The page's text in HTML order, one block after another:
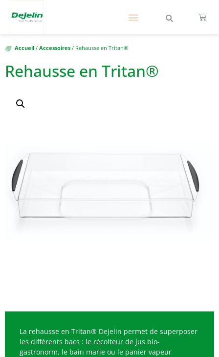
Accueil / Accessoires / Rehausse en Tritan®
Rehausse en Tritan®
La rehausse en Tritan® Dejelin permet de superposer
les différents bacs : le récolteur de jus bio-
gastronorm, le bain marie ou le panier vapeur